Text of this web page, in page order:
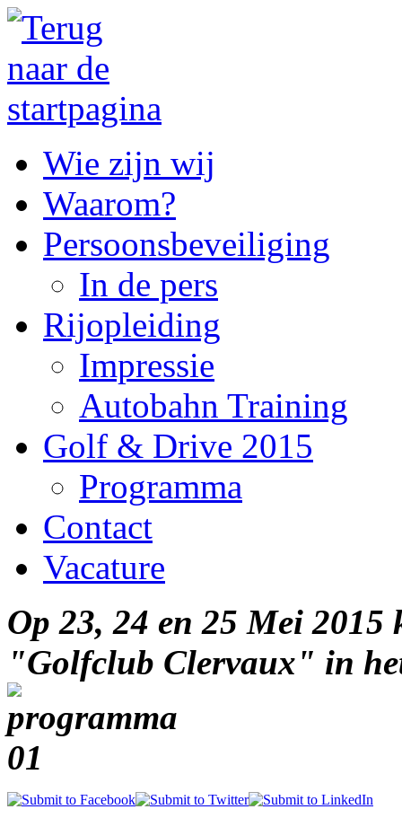
Wie zijn wij
Waarom?
Persoonsbeveiliging
In de pers
Rijopleiding
Impressie
Autobahn Training
Golf & Drive 2015
Programma
Contact
Vacature
Op 23, 24 en 25 Mei
"Golfclub Clervaux" in